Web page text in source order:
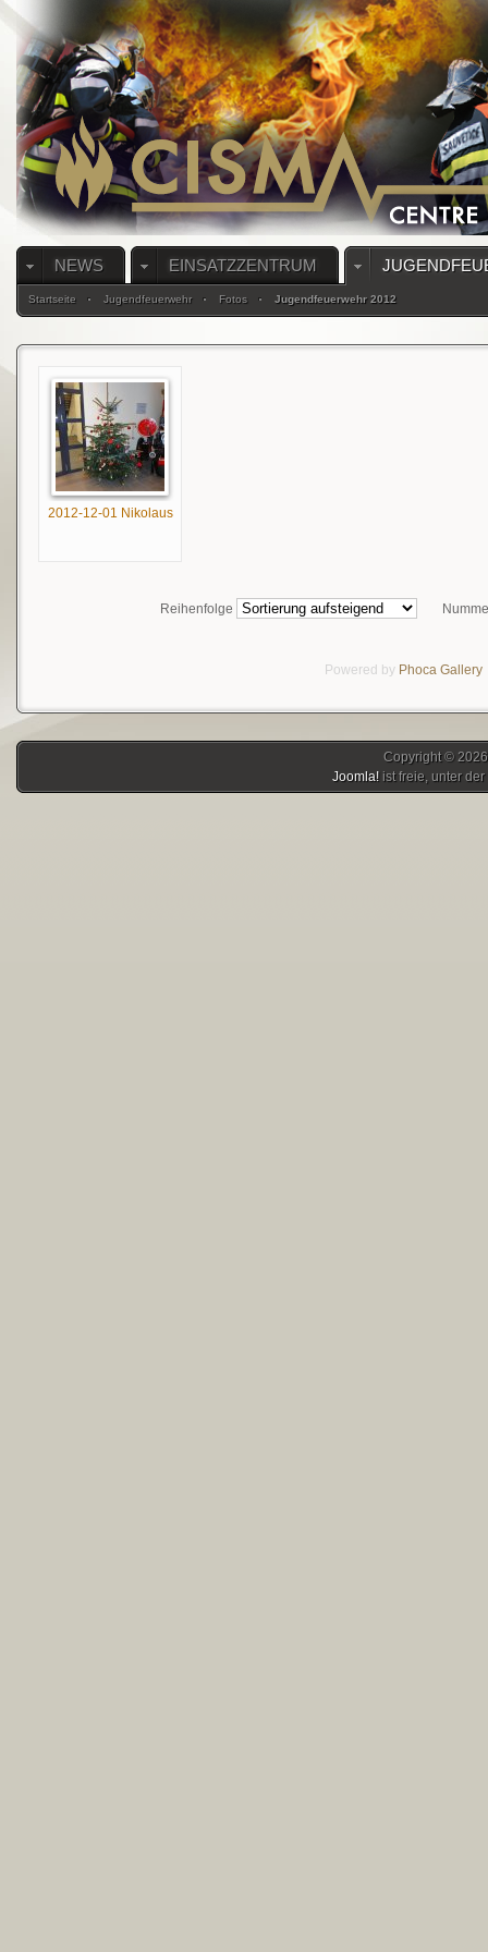
NEWS EINSATZZENTRUM
Startseite Jugendfeuerwehr Fotos Jugendfeuerwehr 2012
2012-12-01 Nikolaus
Reihenfolge
Powered by Phoca Gallery
Copyright ©
Joomla! ist freie, unter der